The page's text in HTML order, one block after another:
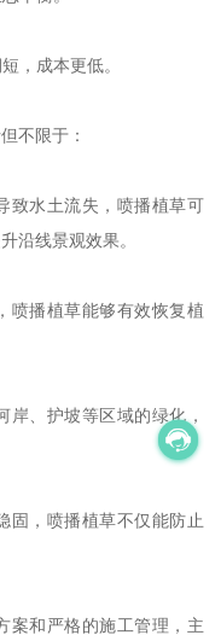
，成本更低。
不限于：
致水土流失，喷播植草可
沿线景观效果。
喷播植草能够有效恢复植
、护坡等区域的绿化，
固，喷播植草不仅能防止
案和严格的施工管理，主